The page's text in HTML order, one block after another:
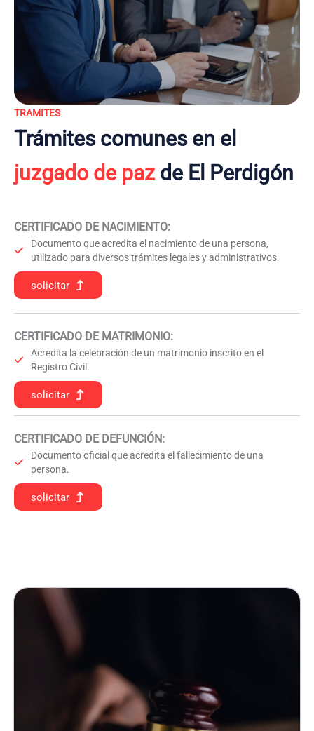
TRAMITES
Trámites comunes en el
juzgado de pazde El Perdigón
CERTIFICADO DE NACIMIENTO:
Documento que acredita el nacimiento de una persona,
utilizado para diversos trámites legales y administrativos.
solicitar
CERTIFICADO DE MATRIMONIO:
Acredita la celebración de un matrimonio inscrito en el
Registro Civil.
solicitar
CERTIFICADO DE DEFUNCIÓN:
Documento oficial que acredita el fallecimiento de una
persona.
solicitar